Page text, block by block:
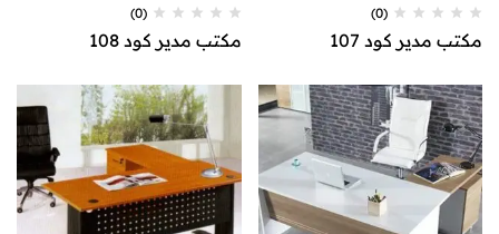
(0)
مكتب مدير كود 107
(0)
مكتب مدير كود 108